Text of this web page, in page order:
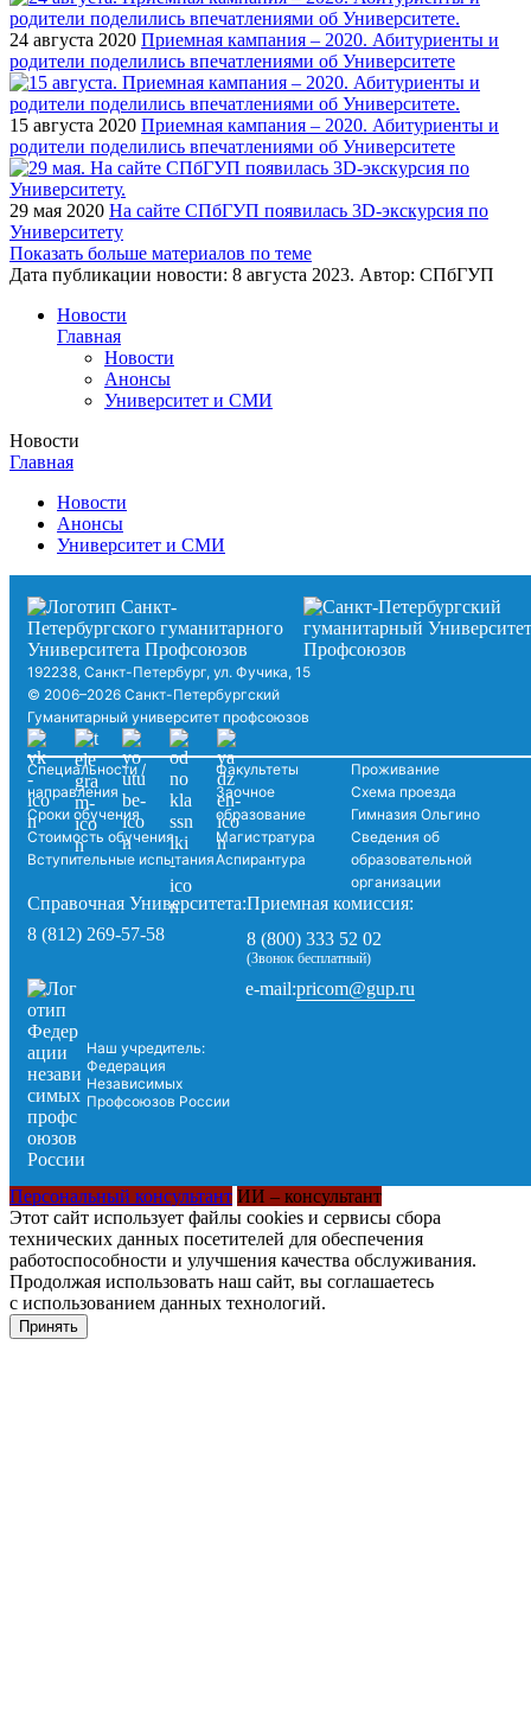
24 августа 2020 Приемная кампания – 2020. Абитуриенты и
родители поделились впечатлениями об Университете
15 августа 2020 Приемная кампания – 2020. Абитуриенты и
родители поделились впечатлениями об Университете
29 мая 2020 На сайте СПбГУП появилась 3D-экскурсия по
Университету
Показать больше материалов по теме
Дата публикации новости: 8 августа 2023. Автор: СПбГУП
Новости
Главная
Новости
Анонсы
Университет и СМИ
Новости
Главная
Новости
Анонсы
Университет и СМИ
192238, Санкт-Петербург, ул. Фучика, 15
© 2006–2026 Санкт-Петербургский
Гуманитарный университет профсоюзов
Специальности /
направления
Сроки обучения
Стоимость обучения
Вступительные испытания
Факультеты
Заочное
образование
Магистратура
Аспирантура
Проживание
Схема проезда
Гимназия Ольгино
Сведения об
образовательной
организации
Справочная Университета:
8 (812) 269-57-58
Приемная комиссия:
8 (800) 333 52 02
(Звонок бесплатный)
Наш учредитель:
Федерация
Независимых
Профсоюзов России
e-mail:pricom@gup.ru
Персональный консультант ИИ – консультант
Этот сайт использует файлы cookies и сервисы сбора
технических данных посетителей для обеспечения
работоспособности и улучшения качества обслуживания.
Продолжая использовать наш сайт, вы соглашаетесь
с использованием данных технологий.
Принять